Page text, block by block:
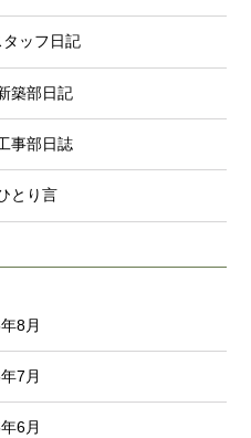
ッフ日記
築部日記
事部日誌
とり言
8月
7月
6月